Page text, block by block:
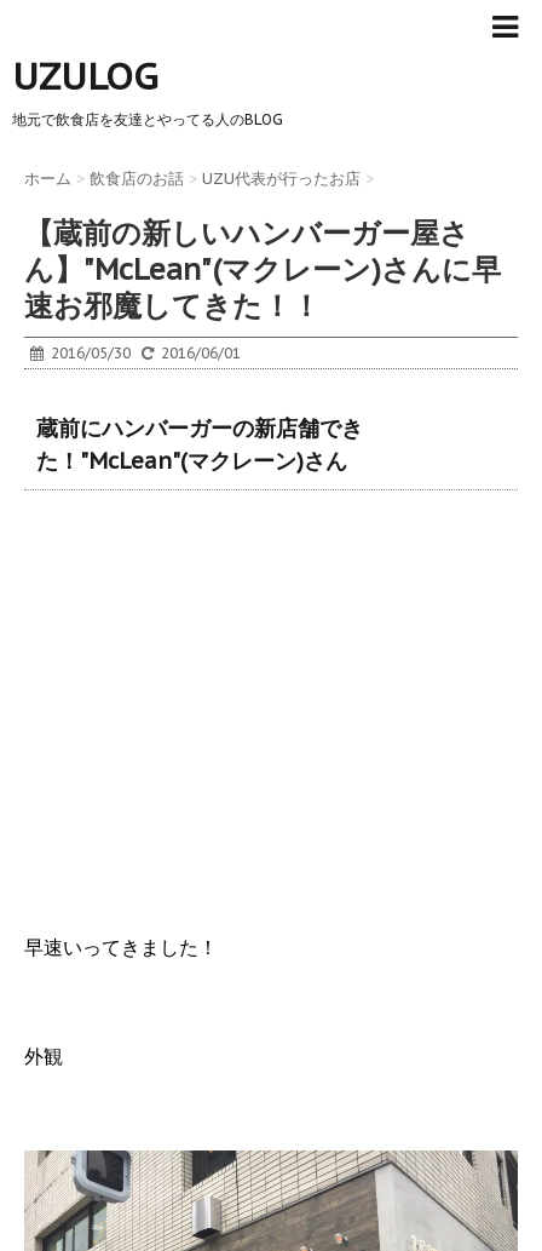
UZULOG
地元で飲食店を友達とやってる人のBLOG
ホーム > 飲食店のお話 > UZU代表が行ったお店 >
【蔵前の新しいハンバーガー屋さ
ん】"McLean"(マクレーン)さんに早
速お邪魔してきた！！
2016/05/30 2016/06/01
蔵前にハンバーガーの新店舗でき
た！"McLean"(マクレーン)さん
早速いってきました！
外観